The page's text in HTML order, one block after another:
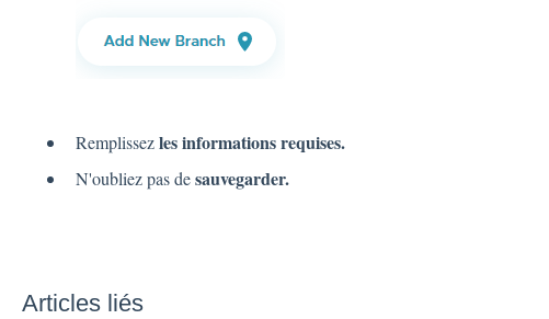
Remplissezles informations requises.
N'oubliez pas desauvegarder.
Articles liés